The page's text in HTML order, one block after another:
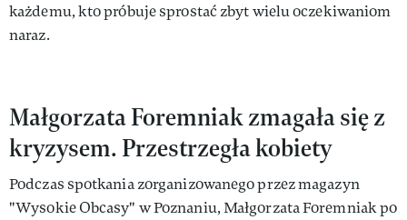
każdemu, kto próbuje sprostać zbyt wielu oczekiwaniom
naraz.
Małgorzata Foremniak zmagała się z
kryzysem. Przestrzegła kobiety
Podczas spotkania zorganizowanego przez magazyn
"Wysokie Obcasy" w Poznaniu, Małgorzata Foremniak po